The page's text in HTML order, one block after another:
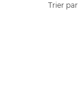
Trier par